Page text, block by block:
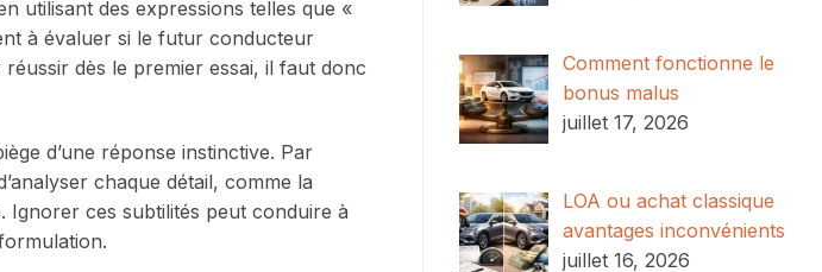
utilisant des expressions telles que «
à évaluer si le futur conducteur
dès le premier essai, il faut donc
d’une réponse instinctive. Par
chaque détail, comme la
Ignorer ces subtilités peut conduire à
Comment fonctionne le
bonus malus
juillet 17, 2026
LOA ou achat classique
avantages inconvénients
juillet 16, 2026